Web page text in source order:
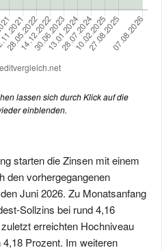
lassen sich durch Klick auf die
einblenden.
starten die Zinsen mit einem
den vorhergegangenen
Juni 2026. Zu Monatsanfang
Sollzins bei rund 4,16
erreichten Hochniveau
Prozent. Im weiteren